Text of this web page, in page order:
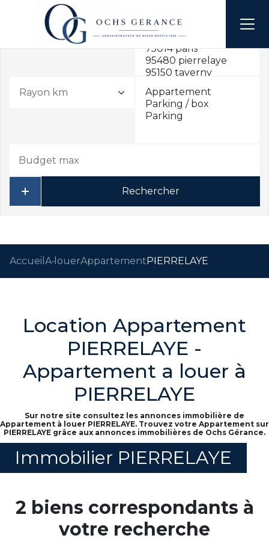
Rayon km
Rechercher
Accueil A louerAppartementPIERRELAYE
Location Appartement
PIERRELAYE -
Appartement a louer à
PIERRELAYE
Sur notre site consultez les annonces immobilière de
Appartement à louer PIERRELAYE. Trouvez votre Appartement sur
PIERRELAYE grâce aux annonces immobilières de Ochs Gérance.
Immobilier PIERRELAYE
2 biens correspondants à
votre recherche